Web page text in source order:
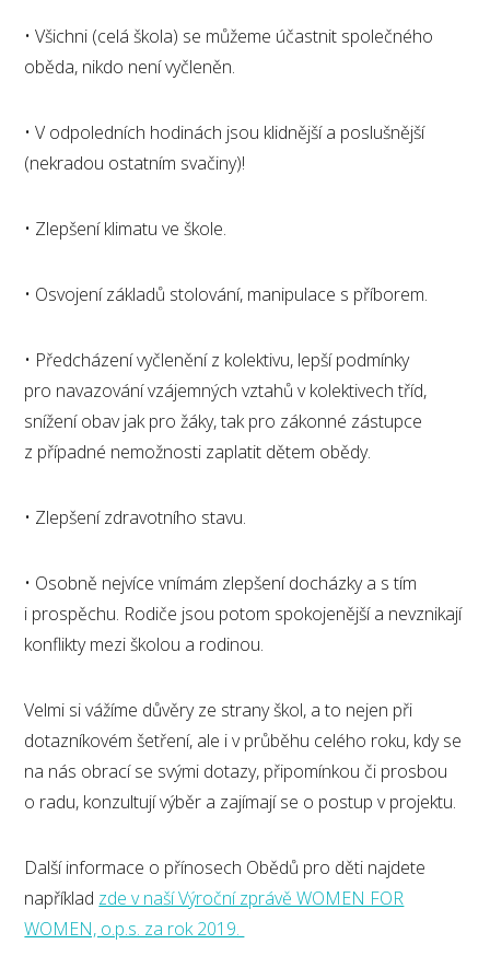
• Všichni (celá škola) se můžeme účastnit společného
oběda, nikdo není vyčleněn.
• V odpoledních hodinách jsou klidnější a poslušnější
(nekradou ostatním svačiny)!
• Zlepšení klimatu ve škole.
• Osvojení základů stolování, manipulace s příborem.
• Předcházení vyčlenění z kolektivu, lepší podmínky
pro navazování vzájemných vztahů v kolektivech tříd,
snížení obav jak pro žáky, tak pro zákonné zástupce
z případné nemožnosti zaplatit dětem obědy.
• Zlepšení zdravotního stavu.
• Osobně nejvíce vnímám zlepšení docházky a s tím
i prospěchu. Rodiče jsou potom spokojenější a nevznikají
konflikty mezi školou a rodinou.
Velmi si vážíme důvěry ze strany škol, a to nejen při
dotazníkovém šetření, ale i v průběhu celého roku, kdy se
na nás obrací se svými dotazy, připomínkou či prosbou
o radu, konzultují výběr a zajímají se o postup v projektu.
Další informace o přínosech Obědů pro děti najdete
například zde v naší Výroční zprávě WOMEN FOR
WOMEN, o.p.s. za rok 2019.